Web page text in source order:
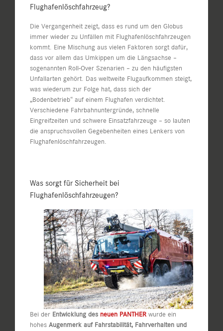
Flughafenlöschfahrzeug?
Die Vergangenheit zeigt, dass es rund um den Globus
immer wieder zu Unfällen mit Flughafenlöschfahrzeugen
kommt. Eine Mischung aus vielen Faktoren sorgt dafür,
dass vor allem das Umkippen um die Längsachse –
sogenannten Roll-Over Szenarien – zu den häufigsten
Unfallarten gehört. Das weltweite Flugaufkommen steigt,
was wiederum zur Folge hat, dass sich der
„Bodenbetrieb“ auf einem Flughafen verdichtet.
Verschiedene Fahrbahnuntergründe, schnelle
Eingreifzeiten und schwere Einsatzfahrzeuge – so lauten
die anspruchsvollen Gegebenheiten eines Lenkers von
Flughafenlöschfahrzeugen.
Was sorgt für Sicherheit bei
Flughafenlöschfahrzeugen?
Bei der Entwicklung des neuen PANTHER wurde ein
hohes Augenmerk auf Fahrstabilität, Fahrverhalten und